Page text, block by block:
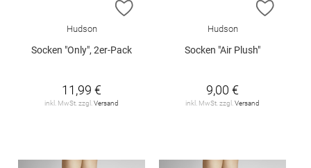
ZUR WUNSCHLISTE HINZUFÜGEN
Hudson
Socken "Only", 2er-Pack
11,99 €
inkl. MwSt. zzgl.Versand
ZUR
Hudson
Socken "Air Plush"
9,00 €
inkl. MwSt. zzgl.Versand